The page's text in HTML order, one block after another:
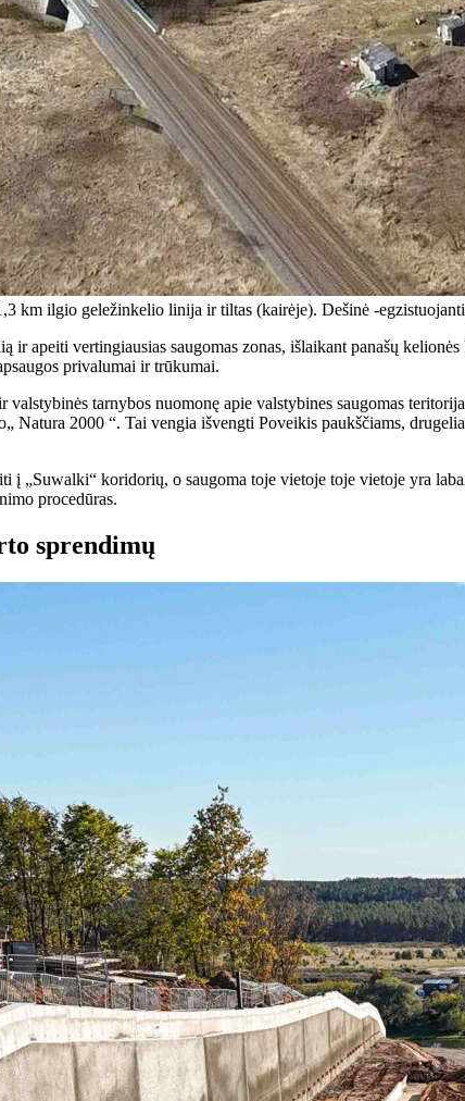
km ilgio geležinkelio linija ir tiltas (kairėje). Dešinė -
ir apeiti vertingiausias saugomas zonas, išlaikant panašų
privalumai ir trūkumai.
tarnybos nuomonę apie valstybines saugomas
Natura 2000 “. Tai vengia išvengti Poveikis paukščiams,
į „Suwalki“ koridorių, o saugoma toje vietoje toje vietoje yra
procedūras.
sprendimų